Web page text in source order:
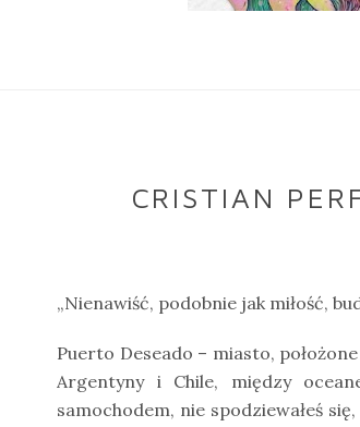
CRISTIAN
„Nienawiść, podobnie jak miłość,
Puerto Deseado – miasto,
Argentyny i Chile, między
samochodem, nie spodziewałeś